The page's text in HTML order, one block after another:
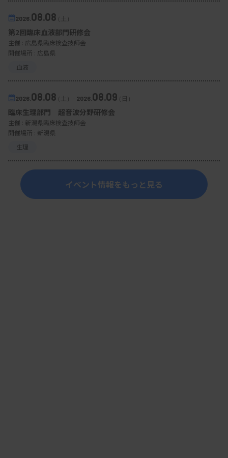
2026. 08.08（土）
第2回臨床血液部門研修会
主催 : 広島県臨床検査技師会
開催場所 : 広島県
血液
2026. 08.08（土） - 2026. 08.09（日）
臨床生理部門 超音波分野研修会
主催 : 新潟県臨床検査技師会
開催場所 : 新潟県
生理
イベント情報をもっと見る